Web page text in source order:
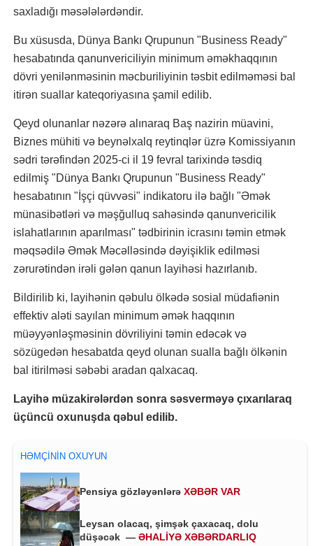
saxladığı məsələlərdəndir.
Bu xüsusda, Dünya Bankı Qrupunun "Business Ready"
hesabatında qanunvericiliyin minimum əməkhaqqının
dövri yenilənməsinin məcburiliyinin təsbit edilməməsi bal
itirən suallar kateqoriyasına şamil edilib.
Qeyd olunanlar nəzərə alınaraq Baş nazirin müavini,
Biznes mühiti və beynəlxalq reytinqlər üzrə Komissiyanın
sədri tərəfindən 2025-ci il 19 fevral tarixində təsdiq
edilmiş "Dünya Bankı Qrupunun "Business Ready"
hesabatının "İşçi qüvvəsi" indikatoru ilə bağlı "Əmək
münasibətləri və məşğulluq sahəsində qanunvericilik
islahatlarının aparılması" tədbirinin icrasını təmin etmək
məqsədilə Əmək Məcəlləsində dəyişiklik edilməsi
zərurətindən irəli gələn qanun layihəsi hazırlanıb.
Bildirilib ki, layihənin qəbulu ölkədə sosial müdafiənin
effektiv aləti sayılan minimum əmək haqqının
müəyyənləşməsinin dövriliyini təmin edəcək və
sözügedən hesabatda qeyd olunan sualla bağlı ölkənin
bal itirilməsi səbəbi aradan qalxacaq.
Layihə müzakirələrdən sonra səsverməyə çıxarılaraq
üçüncü oxunuşda qəbul edilib.
HƏMÇININ OXUYUN
Pensiya gözləyənlərə XƏBƏR VAR
Leysan olacaq, şimşək çaxacaq, dolu
düşəcək — ƏHALİYƏ XƏBƏRDARLIQ